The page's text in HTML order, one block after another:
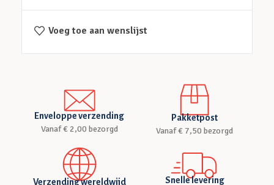
Voeg toe aan wenslijst
Enveloppe verzending
Vanaf € 2,00 bezorgd
Pakketpost
Vanaf € 7,50 bezorgd
Verzending wereldwijd Snelle levering